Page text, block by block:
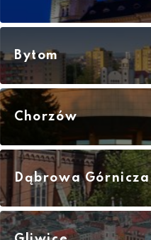
Bytom
Chorzów
Dąbrowa Górnicza